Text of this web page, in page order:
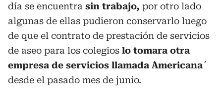
día se encuentra sin trabajo, por otro lado
algunas de ellas pudieron conservarlo luego
de que el contrato de prestación de servicios
de aseo para los colegios lo tomara otra
empresa de servicios llamada ´Americana
desde el pasado mes de junio.